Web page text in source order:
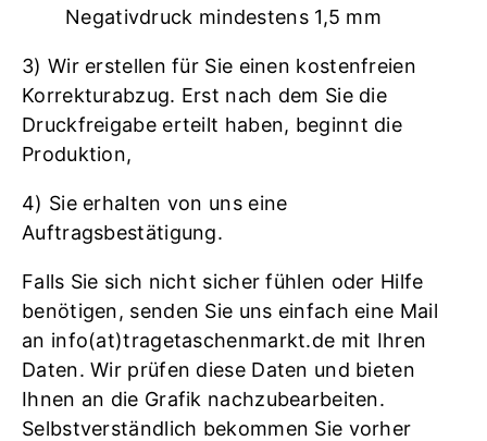
Negativdruck mindestens 1,5 mm
3) Wir erstellen für Sie einen kostenfreien
Korrekturabzug. Erst nach dem Sie die
Druckfreigabe erteilt haben, beginnt die
Produktion,
4) Sie erhalten von uns eine
Auftragsbestätigung.
Falls Sie sich nicht sicher fühlen oder Hilfe
benötigen, senden Sie uns einfach eine Mail
an info(at)tragetaschenmarkt.de mit Ihren
Daten. Wir prüfen diese Daten und bieten
Ihnen an die Grafik nachzubearbeiten.
Selbstverständlich bekommen Sie vorher